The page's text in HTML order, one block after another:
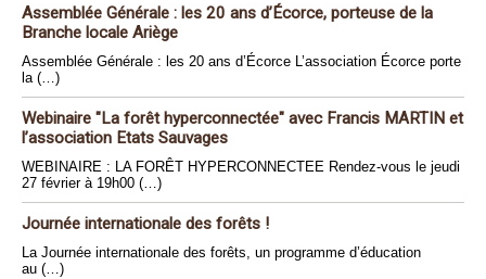
Assemblée Générale : les 20 ans d’Écorce, porteuse de la
Branche locale Ariège
Assemblée Générale : les 20 ans d’Écorce L’association Écorce porte
la (…)
Webinaire "La forêt hyperconnectée" avec Francis MARTIN et
l’association Etats Sauvages
WEBINAIRE : LA FORÊT HYPERCONNECTEE Rendez-vous le jeudi
27 février à 19h00 (…)
Journée internationale des forêts !
La Journée internationale des forêts, un programme d’éducation
au (…)